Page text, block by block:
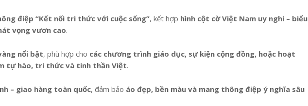
điệp “Kết nối tri thức với cuộc sống”, kết hợp hình cột cờ Việt Nam uy nghi – biểu
vọng vươn cao.
nổi bật, phù hợp cho các chương trình giáo dục, sự kiện cộng đồng, hoặc hoạt
tự hào, tri thức và tinh thần Việt.
– giao hàng toàn quốc, đảm bảo áo đẹp, bền màu và mang thông điệp ý nghĩa sâu